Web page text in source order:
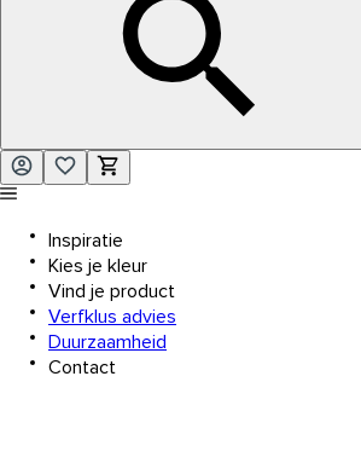
Inspiratie
Kies je kleur
Vind je product
Verfklus advies
Duurzaamheid
Contact